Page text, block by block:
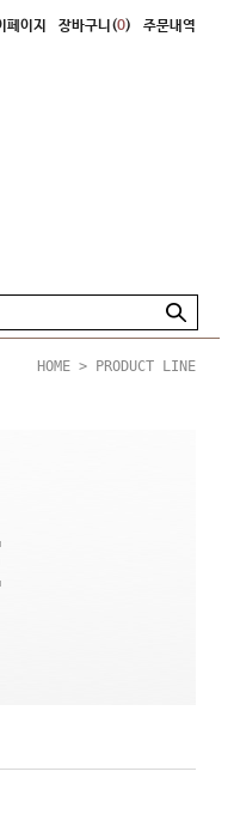
페이지 장바구니(0) 주문내역
HOME > PRODUCT LINE